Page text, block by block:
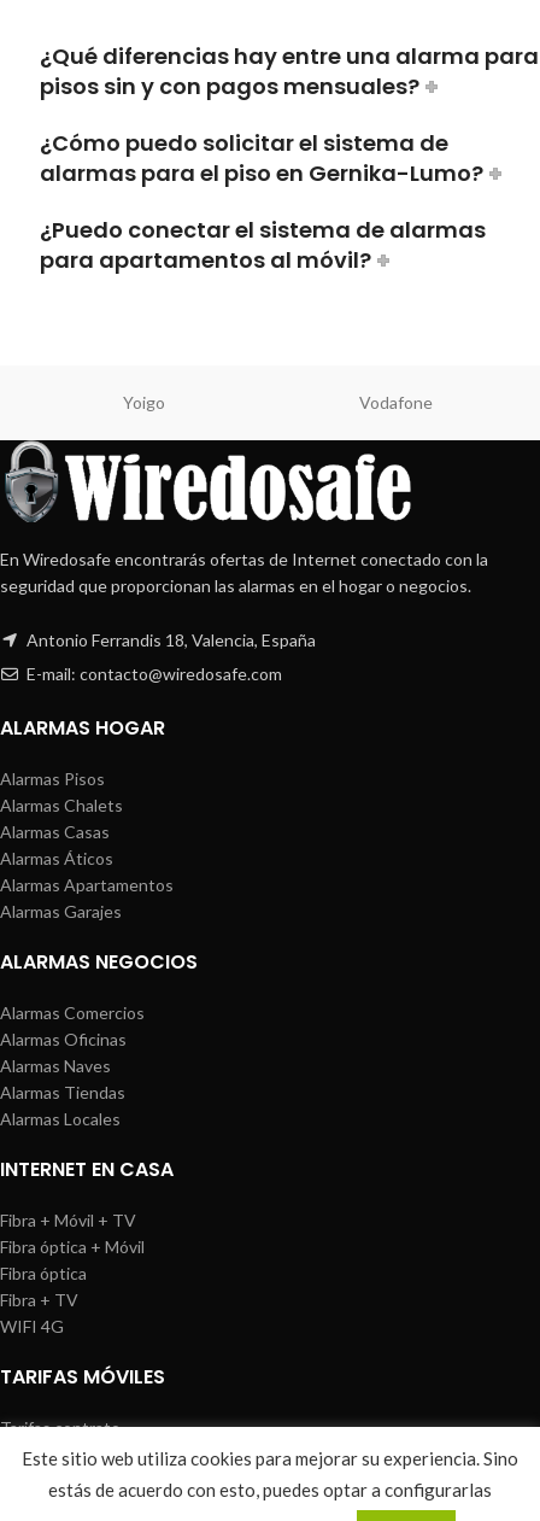
¿Qué diferencias hay entre una alarma para
pisos sin y con pagos mensuales?
¿Cómo puedo solicitar el sistema de
alarmas para el piso en Gernika-Lumo?
¿Puedo conectar el sistema de alarmas
para apartamentos al móvil?
Yoigo Vodafone
En Wiredosafe encontrarás ofertas de Internet conectado con la
seguridad que proporcionan las alarmas en el hogar o negocios.
Antonio Ferrandis 18, Valencia, España
E-mail: contacto@wiredosafe.com
ALARMAS HOGAR
Alarmas Pisos
Alarmas Chalets
Alarmas Casas
Alarmas Áticos
Alarmas Apartamentos
Alarmas Garajes
ALARMAS NEGOCIOS
Alarmas Comercios
Alarmas Oficinas
Alarmas Naves
Alarmas Tiendas
Alarmas Locales
INTERNET EN CASA
Fibra + Móvil + TV
Fibra óptica + Móvil
Fibra óptica
Fibra + TV
WIFI 4G
TARIFAS MÓVILES
Tarifas contrato
Tarifas prepago
WIREDOSAFE Aviso Legal Política de Cookies |Sitemap
Este sitio web utiliza cookies para mejorar su experiencia. Sino
estás de acuerdo con esto, puedes optar a configurarlas